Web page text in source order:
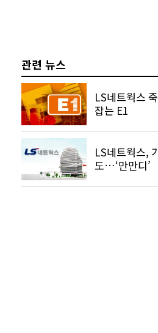
관련 뉴스
LS네트웍스
잡는 E1
LS네트웍스,
도…‘만만디’